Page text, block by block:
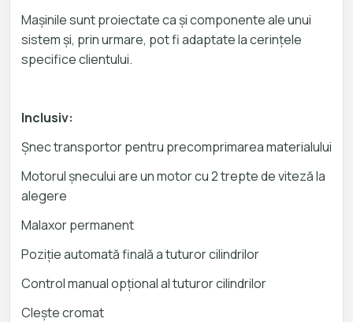
Mașinile sunt proiectate ca și componente ale unui
sistem și, prin urmare, pot fi adaptate la cerințele
specifice clientului.
Inclusiv:
Șnec transportor pentru precomprimarea materialului
Motorul șnecului are un motor cu 2 trepte de viteză la
alegere
Malaxor permanent
Poziție automată finală a tuturor cilindrilor
Control manual opțional al tuturor cilindrilor
Clește cromat